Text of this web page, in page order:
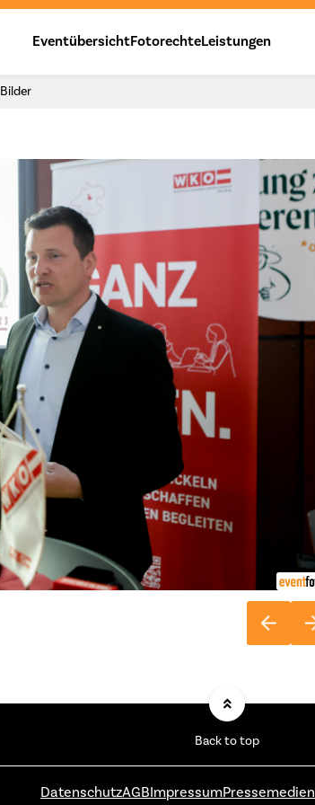
EventübersichtFotorechteLeistungen
Bilder
Back to top
DatenschutzAGBImpressumPressemedien